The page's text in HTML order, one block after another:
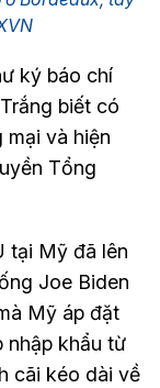
ký báo chí
biết có
mại và hiện
Tổng
tại Mỹ đã lên
Joe Biden
Mỹ áp đặt
nhập khẩu từ
cãi kéo dài về